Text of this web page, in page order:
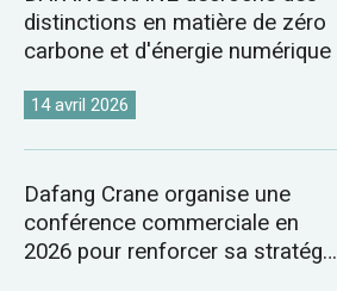
distinctions en matière de zéro
carbone et d'énergie numérique
14 avril 2026
Dafang Crane organise une
conférence commerciale en
2026 pour renforcer sa stratégie